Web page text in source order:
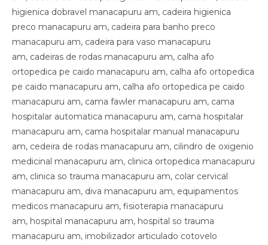
higienica dobravel manacapuru am, cadeira higienica
preco manacapuru am, cadeira para banho preco
manacapuru am, cadeira para vaso manacapuru
am, cadeiras de rodas manacapuru am, calha afo
ortopedica pe caido manacapuru am, calha afo ortopedica
pe caido manacapuru am, calha afo ortopedica pe caido
manacapuru am, cama fawler manacapuru am, cama
hospitalar automatica manacapuru am, cama hospitalar
manacapuru am, cama hospitalar manual manacapuru
am, cedeira de rodas manacapuru am, cilindro de oxigenio
medicinal manacapuru am, clinica ortopedica manacapuru
am, clinica so trauma manacapuru am, colar cervical
manacapuru am, diva manacapuru am, equipamentos
medicos manacapuru am, fisioterapia manacapuru
am, hospital manacapuru am, hospital so trauma
manacapuru am, imobilizador articulado cotovelo